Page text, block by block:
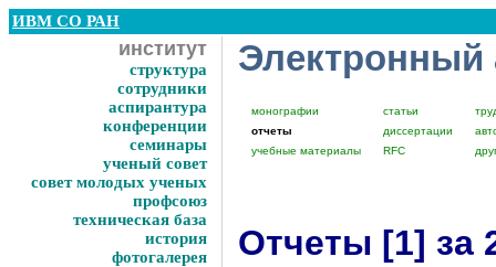
ИВМ СО РАН
институт
структура
сотрудники
аспирантура
конференции
семинары
ученый совет
совет молодых ученых
профсоюз
техническая база
история
фотогалерея
монографии статьи
отчеты
диссертации
учебные материалы
RFC
Отчеты [1] за